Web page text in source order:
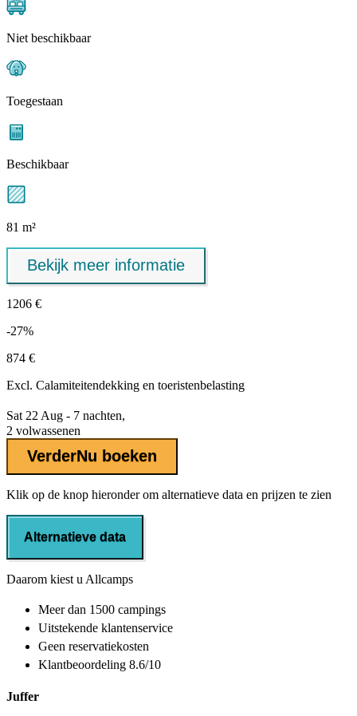
Niet beschikbaar
Toegestaan
Beschikbaar
81 m²
Bekijk meer informatie
1206 €
-27%
874 €
Excl. Calamiteitendekking en toeristenbelasting
Sat 22 Aug - 7 nachten,
2 volwassenen
VerderNu boeken
Klik op de knop hieronder om alternatieve data en prijzen te zien
Alternatieve data
Daarom kiest u Allcamps
Meer dan 1500 campings
Uitstekende klantenservice
Geen reservatiekosten
Klantbeoordeling 8.6/10
Juffer